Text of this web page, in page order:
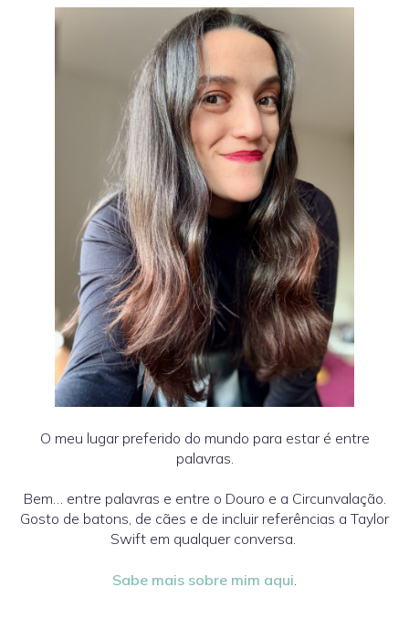
O meu lugar preferido do mundo para estar é entre
palavras.
Bem… entre palavras e entre o Douro e a Circunvalação.
Gosto de batons, de cães e de incluir referências a Taylor
Swift em qualquer conversa.
Sabe mais sobre mim aqui.